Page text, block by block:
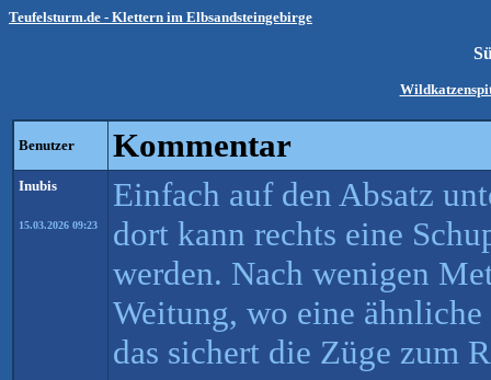
Teufelsturm.de - Klettern im Elbsandsteingebirge
Benutzer Kommentar
Inubis
15.03.2026 09:23
Einfach auf den Absatz
dort kann rechts eine
werden. Nach wenigen
Weitung, wo eine
das sichert die Züge zum